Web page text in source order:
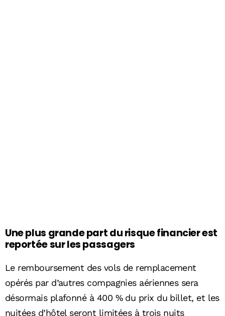
Une plus grande part du risque financier est
reportée sur les passagers
Le remboursement des vols de remplacement
opérés par d’autres compagnies aériennes sera
désormais plafonné à 400 % du prix du billet, et les
nuitées d’hôtel seront limitées à trois nuits